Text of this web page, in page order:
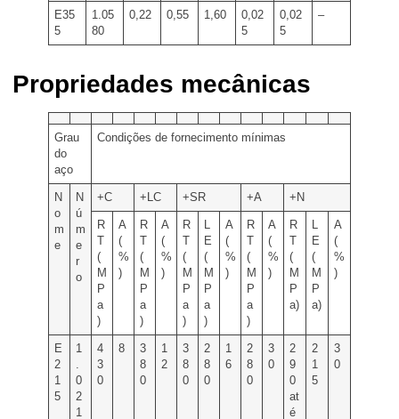
E35
5
1.05
80
0,22 0,55 1,60
0,02
5
0,02
5
–
Propriedades mecânicas
Grau
do
aço
Condições de fornecimento mínimas
N
o
m
e
N
ú
m
e
r
o
+C +LC +SR +A +N
R
T
(
M
P
a
)
A
(
%
)
R
T
(
M
P
a
)
A
(
%
)
R
T
(
M
P
a
)
L
E
(
M
P
a
)
A
(
%
)
R
T
(
M
P
a
)
A
(
%
)
R
T
(
M
P
a)
L
E
(
M
P
a)
A
(
%
)
E
2
1
5
1
.
0
2
1
4
3
0
8
3
8
0
1
2
3
8
0
2
8
0
1
6
2
8
0
3
0
2
9
0
at
é
2
1
5
3
0